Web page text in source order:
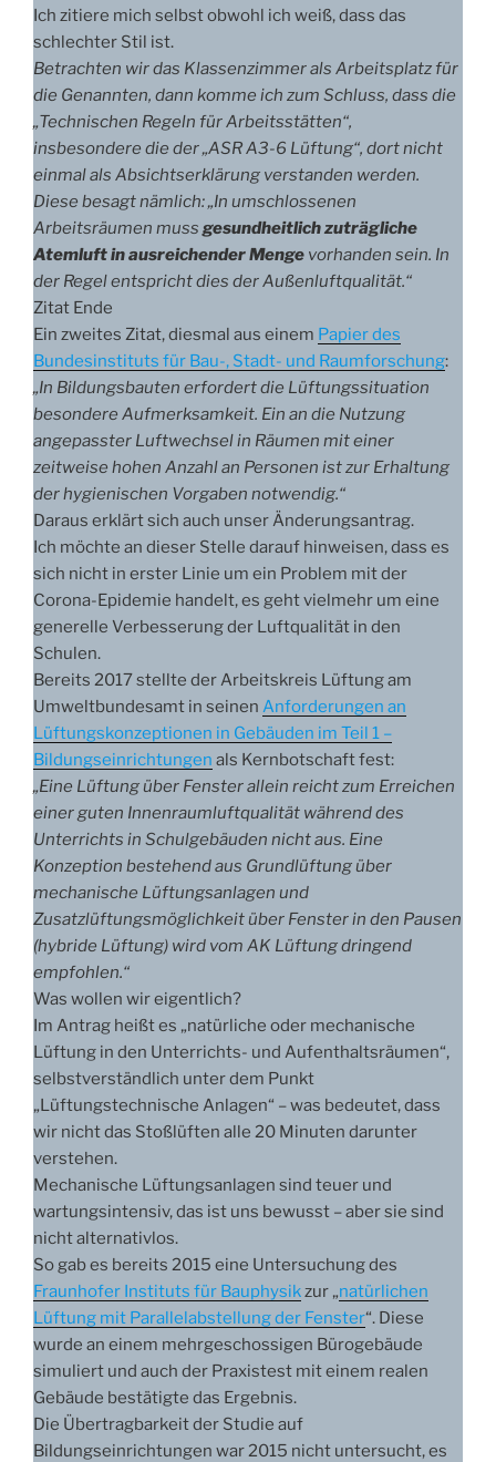
Ich zitiere mich selbst obwohl ich weiß, dass das
schlechter Stil ist.
Betrachten wir das Klassenzimmer als Arbeitsplatz für
die Genannten, dann komme ich zum Schluss, dass die
„Technischen Regeln für Arbeitsstätten“,
insbesondere die der „ASR A3-6 Lüftung“, dort nicht
einmal als Absichtserklärung verstanden werden.
Diese besagt nämlich: „In umschlossenen
Arbeitsräumen muss gesundheitlich zuträgliche
Atemluft in ausreichender Menge vorhanden sein. In
der Regel entspricht dies der Außenluftqualität.“
Zitat Ende
Ein zweites Zitat, diesmal aus einem Papier des
Bundesinstituts für Bau-, Stadt- und Raumforschung:
„In Bildungsbauten erfordert die Lüftungssituation
besondere Aufmerksamkeit. Ein an die Nutzung
angepasster Luftwechsel in Räumen mit einer
zeitweise hohen Anzahl an Personen ist zur Erhaltung
der hygienischen Vorgaben notwendig.“
Daraus erklärt sich auch unser Änderungsantrag.
Ich möchte an dieser Stelle darauf hinweisen, dass es
sich nicht in erster Linie um ein Problem mit der
Corona-Epidemie handelt, es geht vielmehr um eine
generelle Verbesserung der Luftqualität in den
Schulen.
Bereits 2017 stellte der Arbeitskreis Lüftung am
Umweltbundesamt in seinen Anforderungen an
Lüftungskonzeptionen in Gebäuden im Teil 1 –
Bildungseinrichtungen als Kernbotschaft fest:
„Eine Lüftung über Fenster allein reicht zum Erreichen
einer guten Innenraumluftqualität während des
Unterrichts in Schulgebäuden nicht aus. Eine
Konzeption bestehend aus Grundlüftung über
mechanische Lüftungsanlagen und
Zusatzlüftungsmöglichkeit über Fenster in den Pausen
(hybride Lüftung) wird vom AK Lüftung dringend
empfohlen.“
Was wollen wir eigentlich?
Im Antrag heißt es „natürliche oder mechanische
Lüftung in den Unterrichts- und Aufenthaltsräumen“,
selbstverständlich unter dem Punkt
„Lüftungstechnische Anlagen“ – was bedeutet, dass
wir nicht das Stoßlüften alle 20 Minuten darunter
verstehen.
Mechanische Lüftungsanlagen sind teuer und
wartungsintensiv, das ist uns bewusst – aber sie sind
nicht alternativlos.
So gab es bereits 2015 eine Untersuchung des
Fraunhofer Instituts für Bauphysikzur „natürlichen
Lüftung mit Parallelabstellung der Fenster“. Diese
wurde an einem mehrgeschossigen Bürogebäude
simuliert und auch der Praxistest mit einem realen
Gebäude bestätigte das Ergebnis.
Die Übertragbarkeit der Studie auf
Bildungseinrichtungen war 2015 nicht untersucht, es